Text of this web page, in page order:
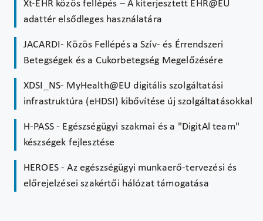
Xt-EHR közös fellépés – A kiterjesztett EHR@EU
adattér elsődleges használatára
JACARDI- Közös Fellépés a Szív- és Érrendszeri
Betegségek és a Cukorbetegség Megelőzésére
XDSI_NS- MyHealth@EU digitális szolgáltatási
infrastruktúra (eHDSI) kibővítése új szolgáltatásokkal
H-PASS - Egészségügyi szakmai és a "DigitAl team"
készségek fejlesztése
HEROES - Az egészségügyi munkaerő-tervezési és
előrejelzései szakértői hálózat támogatása